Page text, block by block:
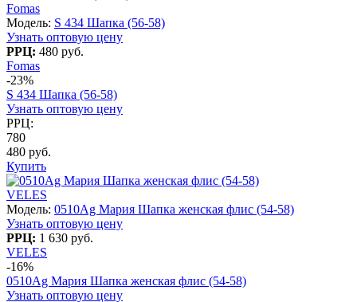
Fomas
Модель: S 434 Шапка (56-58)
Узнать оптовую цену
РРЦ: 480 руб.
Fomas
-23%
S 434 Шапка (56-58)
Узнать оптовую цену
РРЦ:
780
480 руб.
Купить
VELES
Модель: 0510Ag Мария Шапка женская флис (54-58)
Узнать оптовую цену
РРЦ: 1 630 руб.
VELES
-16%
0510Ag Мария Шапка женская флис (54-58)
Узнать оптовую цену